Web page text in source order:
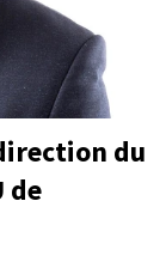
du
de